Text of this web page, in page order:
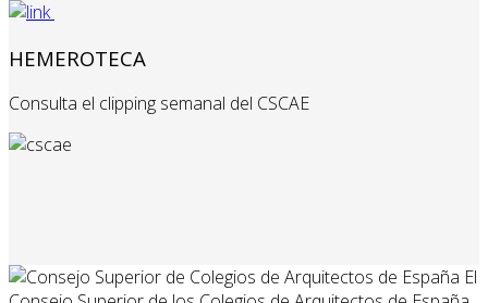
HEMEROTECA
Consulta el clipping semanal del CSCAE
El